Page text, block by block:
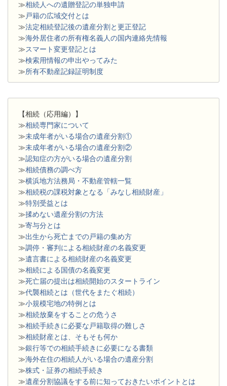
≫相続人への遺贈登記の単独申請
≫ 戸籍の広域交付とは
≫法定相続登記後の遺産分割と更正登記
≫海外居住者の所有権名義人の国内連絡先情報
≫スマート変更登記とは
≫検索用情報の申出やってみた
≫所有不動産記録証明制度
【相続（応用編）】
≫相続専門家について
≫未成年者がいる場合の遺産分割①
≫未成年者がいる場合の遺産分割②
≫認知症の方がいる場合の遺産分割
≫相続債務の調べ方
≫横浜地方法務局・不動産管轄一覧
≫相続税の課税対象となる「みなし相続財産」
≫特別受益とは
≫揉めない遺産分割の方法
≫寄与分とは
≫出生から死亡までの戸籍の集め方
≫調停・審判による相続財産の名義変更
≫遺言書による相続財産の名義変更
≫相続による国債の名義変更
≫死亡届の提出は相続開始のスタートライン
≫代襲相続とは（世代をまたぐ相続）
≫小規模宅地の特例とは
≫相続放棄をすることの危うさ
≫相続手続きに必要な戸籍取得の難しさ
≫相続財産とは、そもそも何か
≫銀行等での相続手続きに必要になる書類
​≫海外在住の相続人がいる場合の遺産分割
≫株式・証券の相続手続き
≫遺産分割協議をする前に知っておきたいポイントとは